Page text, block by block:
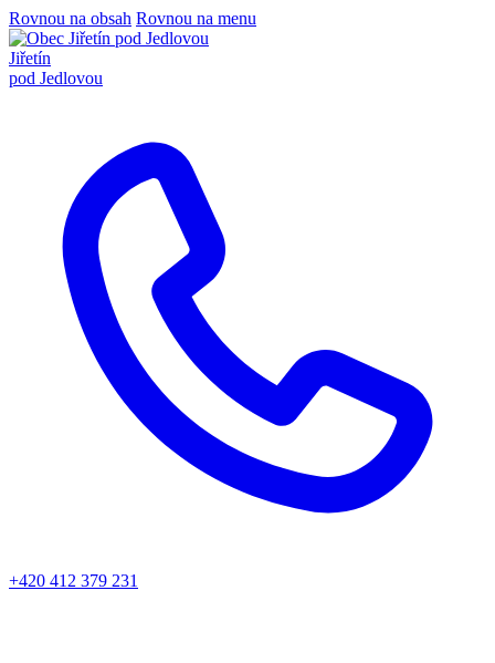
Rovnou na obsah Rovnou na menu
Jiřetín
pod Jedlovou
+420 412 379 231